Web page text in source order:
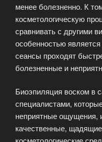
менее болезненно. К
косметологическую
сравнивать с другими
особенностью
сеансы проходят
болезненные и
Биоэпиляция воском в
специалистами,
неприятные ощущения,
качественные,